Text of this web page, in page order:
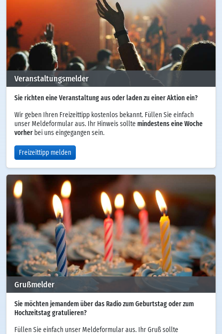
Veranstaltungsmelder
Sie richten eine Veranstaltung aus oder laden zu einer Aktion ein?
Wir geben Ihren Freizeittipp kostenlos bekannt. Füllen Sie einfach
unser Meldeformular aus. Ihr Hinweis sollte mindestens eine Woche
vorher bei uns eingegangen sein.
Freizeittipp melden
Grußmelder
Sie möchten jemandem über das Radio zum Geburtstag oder zum
Hochzeitstag gratulieren?
Füllen Sie einfach unser Meldeformular aus. Ihr Gruß sollte